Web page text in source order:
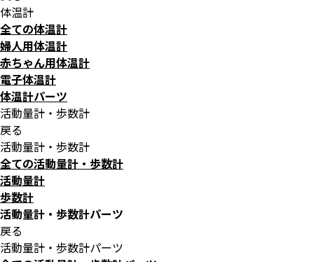
体温計
全ての体温計
婦人用体温計
赤ちゃん用体温計
電子体温計
体温計パーツ
活動量計・歩数計
戻る
活動量計・歩数計
全ての活動量計・歩数計
活動量計
歩数計
活動量計・歩数計パーツ
戻る
活動量計・歩数計パーツ